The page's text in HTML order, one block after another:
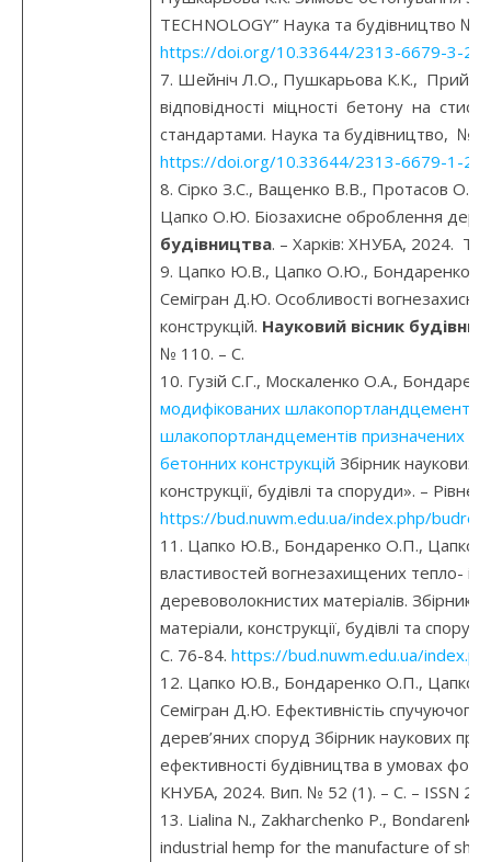
TECHNOLOGY” Наука та будівництво №
https://doi.org/10.33644/2313-6679-3-
7. Шейніч Л.О., Пушкарьова К.К.,
відповідності міцності бетону на
стандартами. Наука та будівництво, №
https://doi.org/10.33644/2313-6679-1-
8. Сірко З.С., Ващенко В.В., Протасов
Цапко О.Ю. Біозахисне оброблення
будівництва. – Харків: ХНУБА, 2024.
9. Цапко Ю.В., Цапко О.Ю., Бондаренко
Семігран Д.Ю. Особливості
конструкцій. Науковий вісник
№ 110. – С.
10. Гузій С.Г., Москаленко О.А.,
модифікованих шлакопортландцементів
шлакопортландцементів призначених
бетонних конструкцій Збірник наукових
конструкції, будівлі та споруди». –
https://bud.nuwm.edu.ua/index.php/
11. Цапко Ю.В., Бондаренко О.П., Цапко
властивостей вогнезахищених тепло- і
деревоволокнистих матеріалів. Збірник
матеріали, конструкції, будівлі та
С. 76-84. https://bud.nuwm.edu.ua/
12. Цапко Ю.В., Бондаренко О.П., Цапко
Семігран Д.Ю. Ефективністіь спучуючого
дерев’яних споруд Збірник наукових
ефективності будівництва в умовах
КНУБА, 2024. Вип. № 52 (1). – С. – ISSN
13. Lialina N., Zakharchenko P.,
industrial hemp for the manufacture of